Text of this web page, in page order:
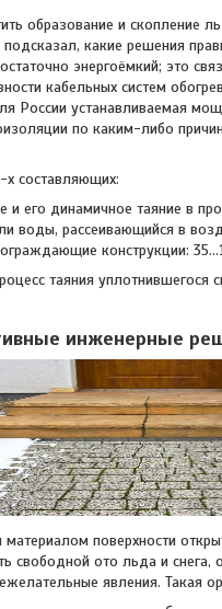
и скопление
какие решения
энергоёмкий; это
кабельных систем
России устанавливаемая
по каким-либо
х составляющих:
и его динамичное таяние в
воды, рассеивающийся в
ограждающие конструкции:
таяния уплотнившегося
инженерные
поверхности
свободной ото льда и снега,
явления. Такая